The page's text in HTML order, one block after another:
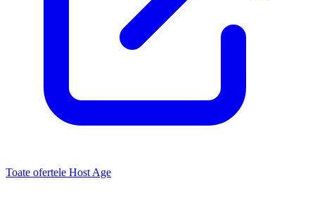
Toate ofertele Host Age